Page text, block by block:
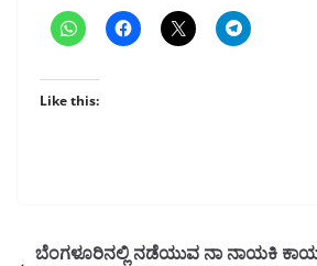
Like this:
ಬೆಂಗಳೂರಿನಲ್ಲಿ ನಡೆಯುವ ನಾ ನಾಯಕಿ